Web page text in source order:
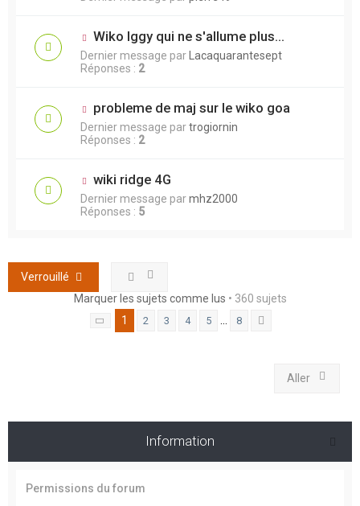
Wiko Iggy qui ne s'allume plus...
Dernier message par
Lacaquarantesept
Réponses : 2
probleme de maj sur le wiko goa
Dernier message partrogiornin
Réponses : 2
wiki ridge 4G
Dernier message parmhz2000
Réponses : 5
Verrouillé
Marquer les sujets comme lus • 360 sujets
Page sur
1 2 3 4 5 … 8
Aller
Information
Permissions du forum